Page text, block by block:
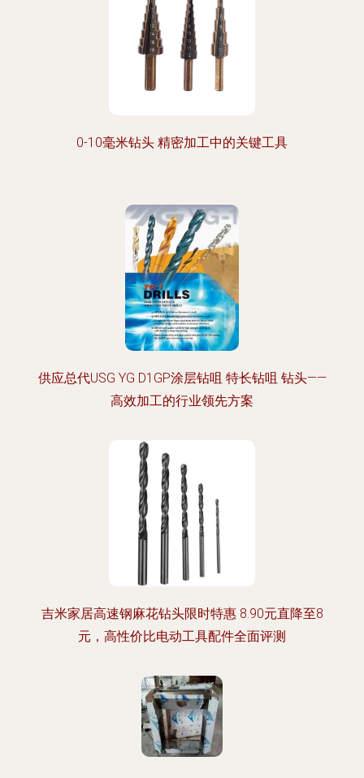
0-10毫米钻头 精密加工中的关键工具
供应总代USG YG D1GP涂层钻咀 特长钻咀 钻头——
高效加工的行业领先方案
吉米家居高速钢麻花钻头限时特惠 8.90元直降至8
元，高性价比电动工具配件全面评测